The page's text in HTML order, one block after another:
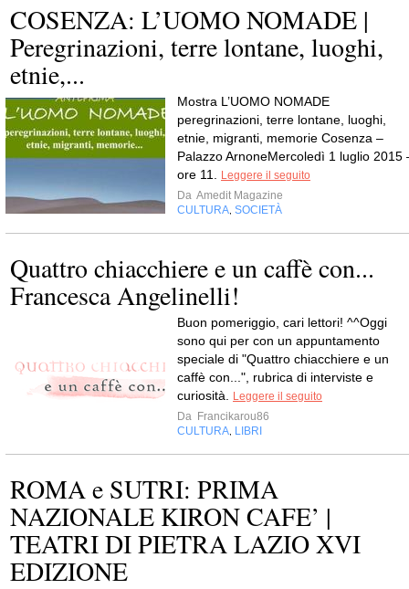
COSENZA: L’UOMO NOMADE |
Peregrinazioni, terre lontane, luoghi,
etnie,...
Mostra L’UOMO NOMADE
peregrinazioni, terre lontane, luoghi,
etnie, migranti, memorie Cosenza –
Palazzo ArnoneMercoledì 1 luglio 2015
ore 11.
Leggere il seguito
Da Amedit Magazine
CULTURA SOCIETÀ
Quattro chiacchiere e un caffè con...
Francesca Angelinelli!
Buon pomeriggio, cari lettori! ^^Oggi
sono qui per con un appuntamento
speciale di "Quattro chiacchiere e un
caffè con...", rubrica di interviste e
curiosità.
Leggere il seguito
Da Francikarou86
CULTURA LIBRI
ROMA e SUTRI: PRIMA
NAZIONALE KIRON CAFE’ |
TEATRI DI PIETRA LAZIO XVI
EDIZIONE